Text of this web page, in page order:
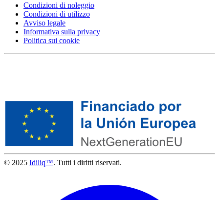
Condizioni di noleggio
Condizioni di utilizzo
Avviso legale
Informativa sulla privacy
Politica sui cookie
© 2025 Idiliq™. Tutti i diritti riservati.